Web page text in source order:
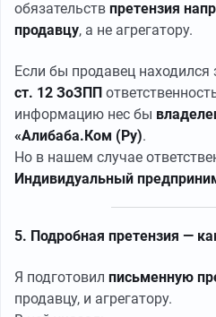
обязательств претензия
продавцу, а не агрегатору.
Если бы продавец находился
ст. 12 ЗоЗПП
информацию нес бы
«Алибаба.Ком (Ру).
Но в нашем случае
Индивидуальный
5. Подробная претензия —
Я подготовил письменную
продавцу, и агрегатору.